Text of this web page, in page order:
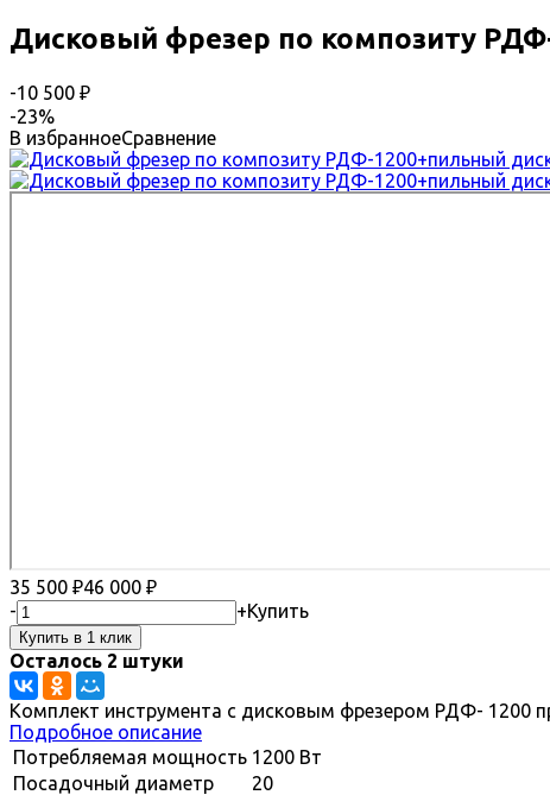
Дисковый фрезер по композиту
-10 500 ₽
-23%
В избранноеСравнение
35 500 ₽46 000 ₽
-
+Купить
Осталось 2 штуки
Комплект инструмента с дисковым фрезером РДФ- 1200
Подробное описание
Потребляемая мощность 1200 Вт
Посадочный диаметр
20